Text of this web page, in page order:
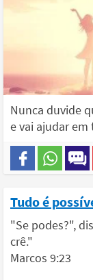
Nunca duvide
e vai ajudar em
Tudo é
"Se podes?",
crê."
Marcos 9:23